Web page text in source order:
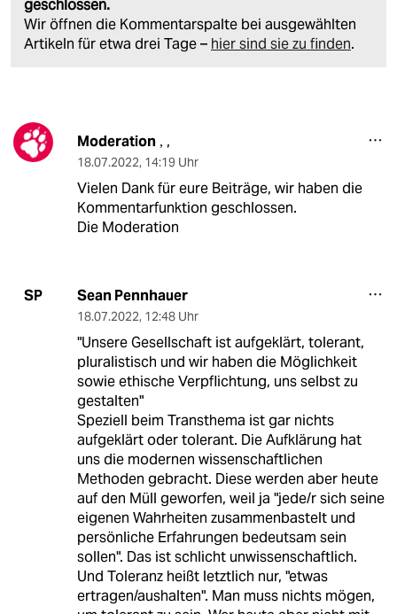
geschlossen.
Wir öffnen die Kommentarspalte bei ausgewählten
Artikeln für etwa drei Tage – hier sind sie zu finden.
Moderation, ,
18.07.2022, 14:19 Uhr
Vielen Dank für eure Beiträge, wir haben die
Kommentarfunktion geschlossen.
Die Moderation
SP Sean Pennhauer
18.07.2022, 12:48 Uhr
"Unsere Gesellschaft ist aufgeklärt, tolerant,
pluralistisch und wir haben die Möglichkeit
sowie ethische Verpflichtung, uns selbst zu
gestalten"
Speziell beim Transthema ist gar nichts
aufgeklärt oder tolerant. Die Aufklärung hat
uns die modernen wissenschaftlichen
Methoden gebracht. Diese werden aber heute
auf den Müll geworfen, weil ja "jede/r sich seine
eigenen Wahrheiten zusammenbastelt und
persönliche Erfahrungen bedeutsam sein
sollen". Das ist schlicht unwissenschaftlich.
Und Toleranz heißt letztlich nur, "etwas
ertragen/aushalten". Man muss nichts mögen,